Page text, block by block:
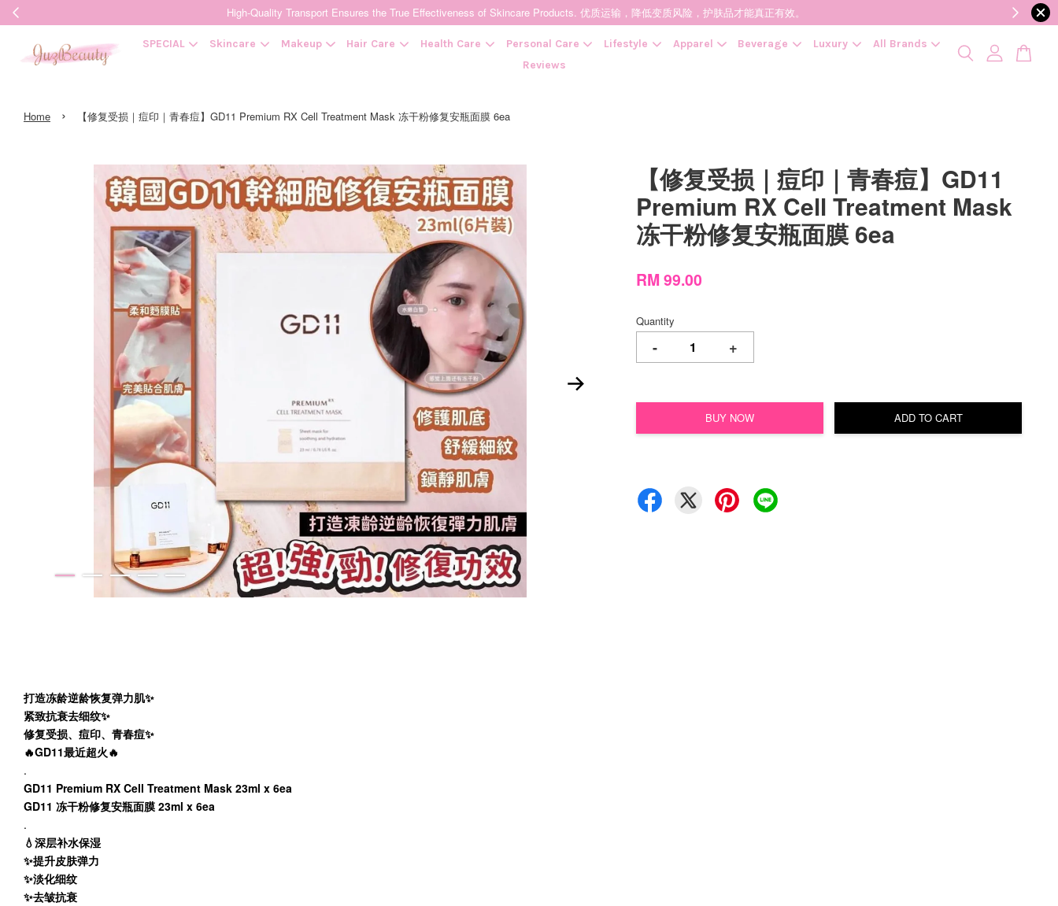
High-Quality Transport Ensures the True Effectiveness of Skincare Products. 优质运输，降低变质风险，护肤品才能真正有效。
SPECIAL Skincare Makeup Hair Care Health Care Personal Care Lifestyle Apparel Beverage Luxury
All Brands
Reviews
Home › 【修复受损｜痘印｜青春痘】GD11 Premium RX Cell Treatment Mask 冻干粉修复安瓶面膜 6ea
【修复受损｜痘印｜青春痘】GD11
Premium RX Cell Treatment Mask
冻干粉修复安瓶面膜 6ea
RM 99.00
Quantity
- +
BUY NOW ADD TO CART
打造冻龄逆龄恢复弹力肌✨
紧致抗衰去细纹✨
修复受损、痘印、青春痘✨
🔥GD11最近超火🔥
.
GD11 Premium RX Cell Treatment Mask 23ml x 6ea
GD11 冻干粉修复安瓶面膜 23ml x 6ea
.
💧深层补水保湿
✨提升皮肤弹力
✨淡化细纹
✨去皱抗衰
CONTINUE SHOPPING